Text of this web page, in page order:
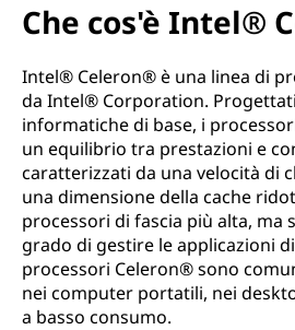
Che cos'è Intel®
Intel® Celeron® è una linea di
da Intel® Corporation.
informatiche di base, i
un equilibrio tra prestazioni e
caratterizzati da una velocità di
una dimensione della cache
processori di fascia più alta, ma
grado di gestire le applicazioni
processori Celeron® sono
nei computer portatili, nei
a basso consumo.